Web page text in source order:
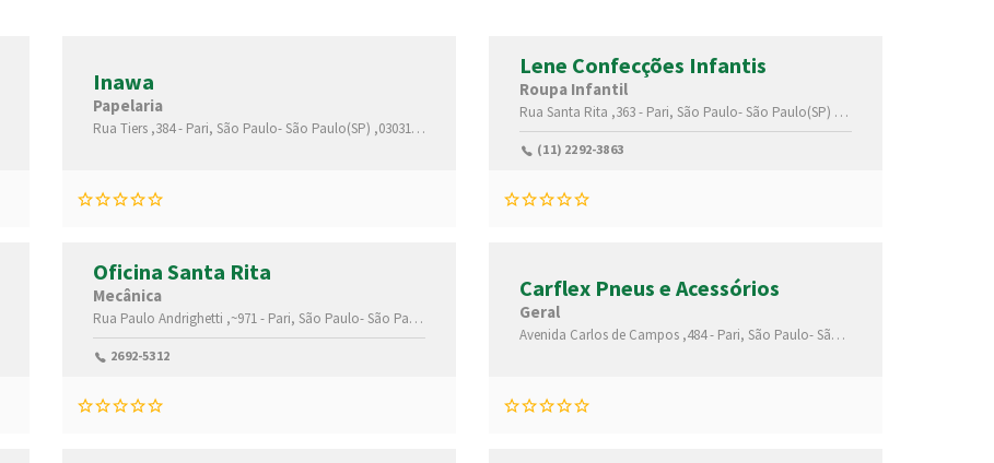
São Paulo(SP),03031030
Inawa
Papelaria
Rua Tiers ,384 - Pari, São Paulo-São Paulo(SP) ,03031000
Lene Confecções Infantis
Roupa Infantil
Rua Santa Rita ,363 - Pari, São Paulo-São Paulo(SP)
(11) 2292-3863
,03033020
Oficina Santa Rita
Mecânica
Rua Paulo Andrighetti ,~971 - Pari, São Paulo-São Paulo(SP)
2692-5312
Carflex Pneus e Acessórios
Geral
Avenida Carlos de Campos ,484 - Pari, São Paulo-São Paulo(SP)